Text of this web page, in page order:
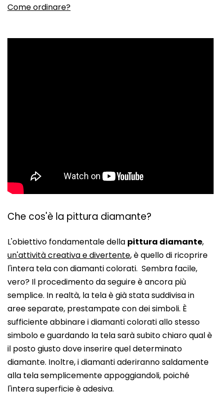
Come ordinare?
Che cos'è la pittura diamante?
L'obiettivo fondamentale della pittura diamante,
un'attività creativa e divertente, è quello di ricoprire
l'intera tela con diamanti colorati. Sembra facile,
vero? Il procedimento da seguire è ancora più
semplice. In realtà, la tela è già stata suddivisa in
aree separate, prestampate con dei simboli. È
sufficiente abbinare i diamanti colorati allo stesso
simbolo e guardando la tela sarà subito chiaro qual è
il posto giusto dove inserire quel determinato
diamante. Inoltre, i diamanti aderiranno saldamente
alla tela semplicemente appoggiandoli, poiché
l'intera superficie è adesiva.